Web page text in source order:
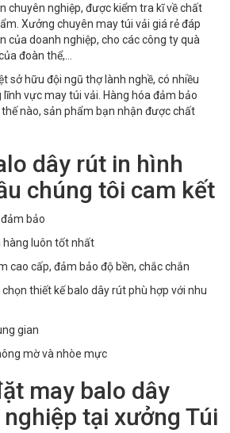
chuyên nghiệp, được kiểm tra kĩ về chất
Xưởng chuyên may túi vải giá rẻ đáp
của doanh nghiệp, cho các công ty quà
đoàn thể,…
sở hữu đội ngũ thợ lành nghề, có nhiều
vực may túi vải. Hàng hóa đảm bảo
nào, sản phẩm bạn nhận được chất
dây rút in hình
chúng tôi cam kết
bảo
luôn tốt nhất
cao cấp, đảm bảo độ bền, chắc chắn
thiết kế balo dây rút phù hợp với nhu
gian
mờ và nhòe mực
may balo dây
tại xưởng Túi